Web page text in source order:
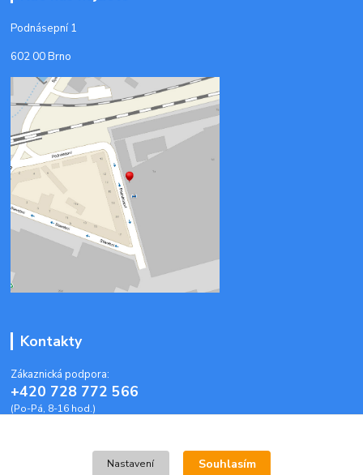
Podnásepní 1
602 00 Brno
Kontakty
Zákaznická podpora:
+420 728 772 566
(Po-Pá, 8-16 hod.)
Nastavení Souhlasím